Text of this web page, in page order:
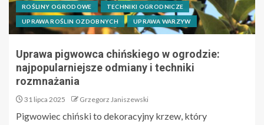
ROŚLINY OGRODOWE TECHNIKI OGRODNICZE
UPRAWA ROŚLIN OZDOBNYCH UPRAWA WARZYW
Uprawa pigwowca chińskiego w ogrodzie:
najpopularniejsze odmiany i techniki
rozmnażania
31 lipca 2025 Grzegorz Janiszewski
Pigwowiec chiński to dekoracyjny krzew, który